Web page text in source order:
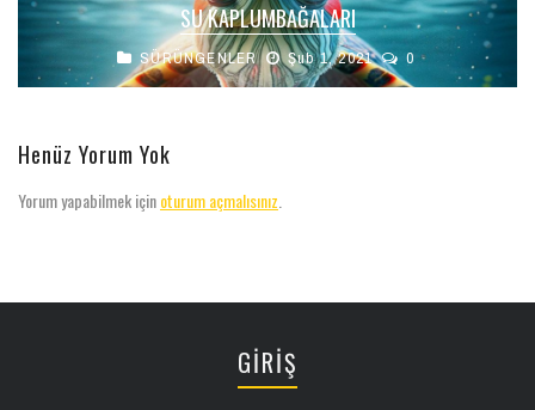
SU KAPLUMBAĞALARI
SÜRÜNGENLER Şub 1, 2021 0
Henüz Yorum Yok
Yorum yapabilmek içinoturum açmalısınız
GİRİŞ